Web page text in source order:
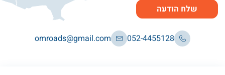
שלח הודעה
052-4455128
omroads@gmail.com